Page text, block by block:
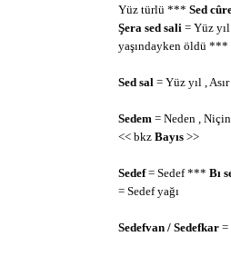
Yüz türlü *** Sed
Şera sed sali= Yüz
yaşındayken öldü ***
Sed sal= Yüz yıl , Asır
Sedem= Neden ,
<< bkz Bayıs>>
Sedef= Sedef *** Bı
= Sedef yağı
Sedefvan / Sedefkar=